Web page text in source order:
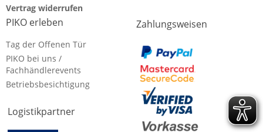
Vertrag widerrufen
PIKO erleben
Tag der Offenen Tür
PIKO bei uns /
Fachhändlerevents
Betriebsbesichtigung
Logistikpartner
Zahlungsweisen